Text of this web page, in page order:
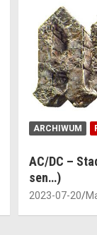
ARCHIWUM
AC/DC –
sen…)
2023-07-20